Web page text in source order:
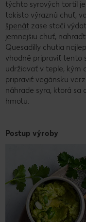
týchto syrových tortíl
takisto výraznú chuť,
špenát zase stačí
jemnejšiu chuť,
Quesadilly chutia
vhodné pripraviť tento
udržiavať v teple, kým
pripraviť vegánsku
náhrade syra, ktorá sa
hmotu.
Postup výroby